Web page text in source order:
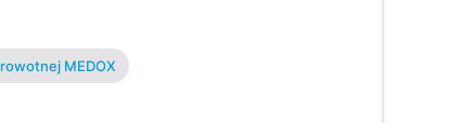
MEDOX